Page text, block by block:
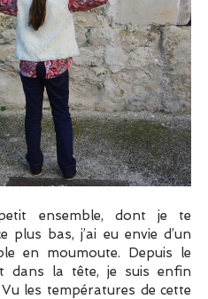
ensemble, dont je te
plus bas, j’ai eu envie d’un
en moumoute. Depuis le
dans la tête, je suis enfin
les températures de cette